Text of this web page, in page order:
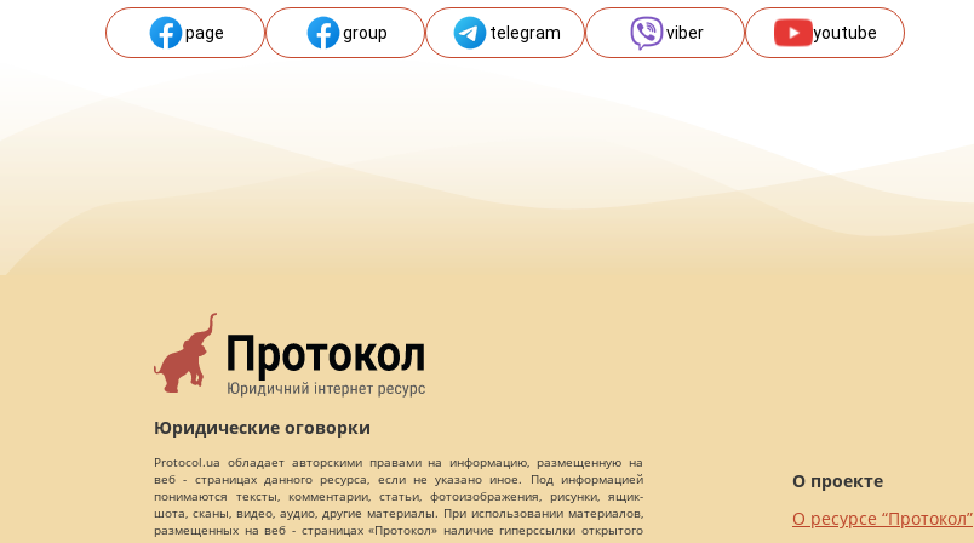
page group telegram viber youtube
Юридические оговорки
Protocol.ua обладает авторскими правами на информацию, размещенную на
веб - страницах данного ресурса, если не указано иное. Под информацией
понимаются тексты, комментарии, статьи, фотоизображения, рисунки, ящик-
шота, сканы, видео, аудио, другие материалы. При использовании материалов,
размещенных на веб - страницах «Протокол» наличие гиперссылки открытого
О проекте
О ресурсе “Протокол”